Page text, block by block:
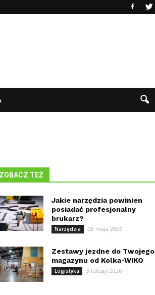
ZOBACZ TEŻ
Jakie narzędzia powinien
posiadać profesjonalny
brukarz?
Narzędzia 28 maja 2026
Zestawy jezdne do Twojego
magazynu od Kolka-WIKO
Logistyka 3 lutego 2026